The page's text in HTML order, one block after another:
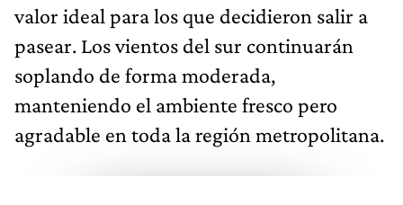
valor ideal para los que decidieron salir a
pasear. Los vientos del sur continuarán
soplando de forma moderada,
manteniendo el ambiente fresco pero
agradable en toda la región metropolitana.